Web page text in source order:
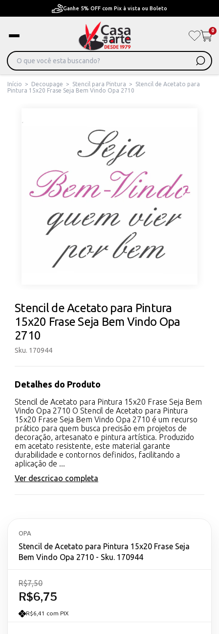
Pague em Até 6x sem juros ou ate 12x com juros
0
Início > Decoupage > Stencil para Pintura >
Stencil de Acetato para
Pintura 15x20 Frase Seja Bem Vindo Opa 2710
Stencil de Acetato para Pintura
15x20 Frase Seja Bem Vindo Opa
2710
Sku. 170944
Detalhes do Produto
Stencil de Acetato para Pintura 15x20 Frase Seja Bem
Vindo Opa 2710 O Stencil de Acetato para Pintura
15x20 Frase Seja Bem Vindo Opa 2710 é um recurso
prático para quem busca precisão em projetos de
decoração, artesanato e pintura artística. Produzido
em acetato resistente, este material garante
durabilidade e contornos definidos, facilitando a
aplicação de ...
Ver descricao completa
OPA
Stencil de Acetato para Pintura 15x20 Frase Seja
Bem Vindo Opa 2710 - Sku. 170944
R$6,75
R$7,50
R$6,41 com PIX